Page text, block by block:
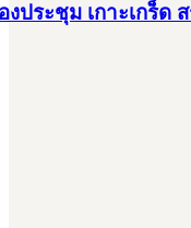
ประชุม เกาะเกร็